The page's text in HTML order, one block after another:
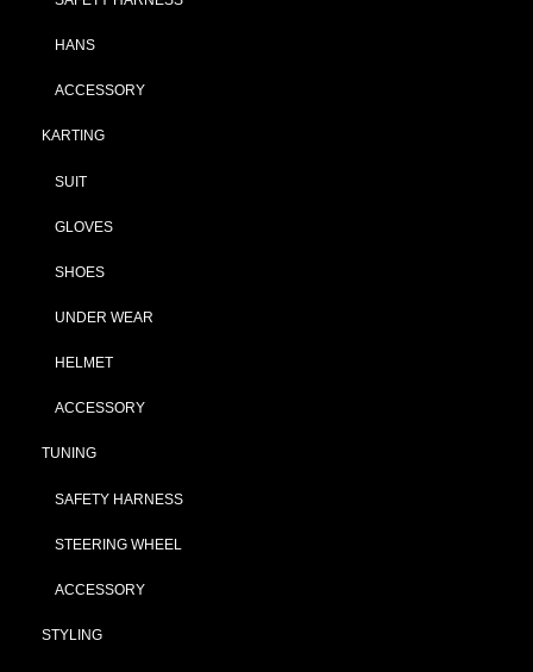
HANS
ACCESSORY
KARTING
SUIT
GLOVES
SHOES
UNDER WEAR
HELMET
ACCESSORY
TUNING
SAFETY HARNESS
STEERING WHEEL
ACCESSORY
STYLING